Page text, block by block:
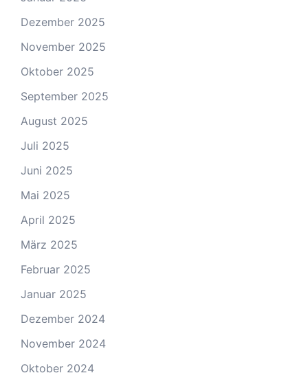
Dezember 2025
November 2025
Oktober 2025
September 2025
August 2025
Juli 2025
Juni 2025
Mai 2025
April 2025
März 2025
Februar 2025
Januar 2025
Dezember 2024
November 2024
Oktober 2024